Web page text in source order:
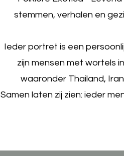
stemmen, verhalen en
Ieder portret is een
zijn mensen met wortels
waaronder Thailand,
Samen laten zij zien: ieder